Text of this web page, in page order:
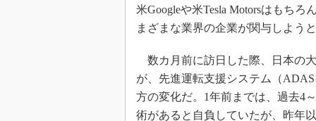
米Googleや米Tesla Motorsはもちろ
まざまな業界の企業が関与しよう
数カ月前に訪日した際、日本の
が、先進運転支援システム（ADAS
方の変化だ。1年前までは、過去4
術があると自負していたが、昨年